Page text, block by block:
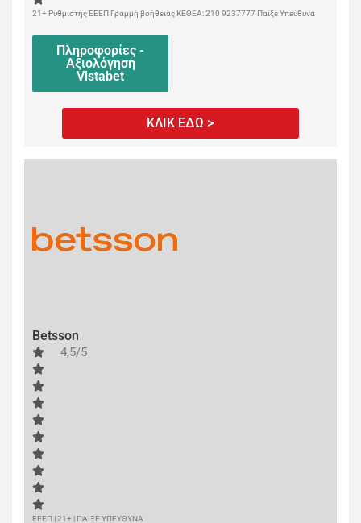
21+ Ρυθμιστής ΕΕΕΠ Γραμμή βοήθειας ΚΕΘΕΑ: 210 9237777 Παίξε Υπεύθυνα
Πληροφορίες -
Αξιολόγηση
Vistabet
ΚΛΙΚ ΕΔΩ >
Betsson
4,5/5
ΕΕΕΠ | 21+ | ΠΑΙΞΕ ΥΠΕΥΘΥΝΑ